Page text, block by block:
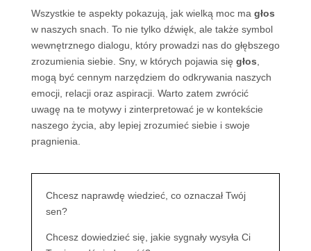
Wszystkie te aspekty pokazują, jak wielką moc ma głos
w naszych snach. To nie tylko dźwięk, ale także symbol
wewnętrznego dialogu, który prowadzi nas do głębszego
zrozumienia siebie. Sny, w których pojawia się głos
mogą być cennym narzędziem do odkrywania naszych
emocji, relacji oraz aspiracji. Warto zatem zwrócić
uwagę na te motywy i zinterpretować je w kontekście
naszego życia, aby lepiej zrozumieć siebie i swoje
pragnienia.
Chcesz naprawdę wiedzieć, co oznaczał Twój
sen?
Chcesz dowiedzieć się, jakie sygnały wysyła Ci